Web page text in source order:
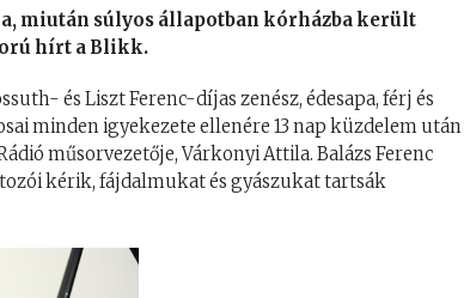
miután súlyos állapotban kórházba került
hírt a Blikk.
és Liszt Ferenc-díjas zenész, édesapa, férj és
minden igyekezete ellenére 13 nap küzdelem után
műsorvezetője, Várkonyi Attila. Balázs Ferenc
kérik, fájdalmukat és gyászukat tartsák